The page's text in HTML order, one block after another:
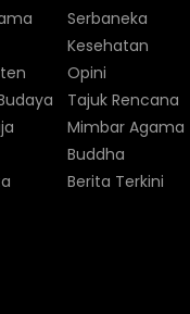
Serbaneka
Kesehatan
Opini
Tajuk Rencana
Mimbar Agama
Buddha
Berita Terkini